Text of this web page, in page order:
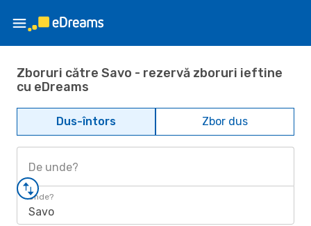
Zboruri către Savo - rezervă zboruri ieftine
cu eDreams
Dus-întors Zbor dus
De unde?
Unde?
Savo